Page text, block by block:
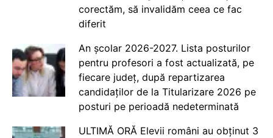
corectăm, să invalidăm ceea ce fac
diferit
An școlar 2026-2027. Lista posturilor
pentru profesori a fost actualizată, pe
fiecare județ, după repartizarea
candidaților de la Titularizare 2026 pe
posturi pe perioadă nedeterminată
ULTIMĂ ORĂ Elevii români au obținut 3